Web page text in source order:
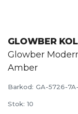
GLOWBER
Glowber
Amber
Barkod: GA-5726-
Stok: 10